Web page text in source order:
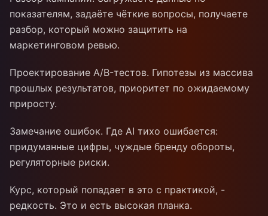
показателям, задаёте чёткие вопросы, получаете
разбор, который можно защитить на
маркетинговом ревью.
Проектирование A/B-тестов. Гипотезы из массива
прошлых результатов, приоритет по ожидаемому
приросту.
Замечание ошибок. Где AI тихо ошибается:
придуманные цифры, чуждые бренду обороты,
регуляторные риски.
Курс, который попадает в это с практикой, -
редкость. Это и есть высокая планка.